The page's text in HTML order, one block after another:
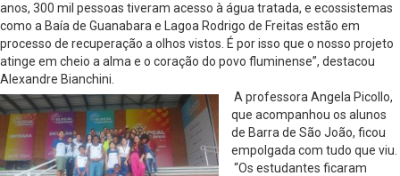
anos, 300 mil pessoas tiveram acesso à água tratada, e ecossistemas
como a Baía de Guanabara e Lagoa Rodrigo de Freitas estão em
processo de recuperação a olhos vistos. É por isso que o nosso projeto
atinge em cheio a alma e o coração do povo fluminense”, destacou
Alexandre Bianchini.
A professora Angela Picollo,
que acompanhou os alunos
de Barra de São João, ficou
empolgada com tudo que viu.
“Os estudantes ficaram